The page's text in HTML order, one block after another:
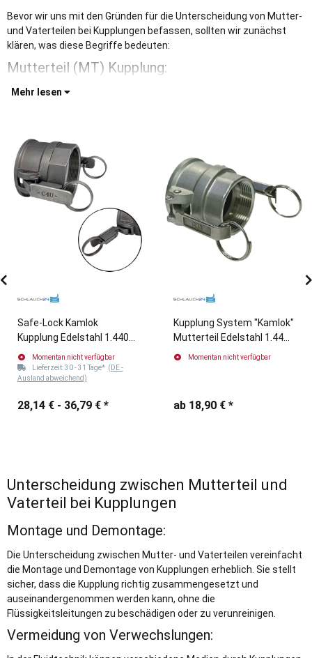
Bevor wir uns mit den Gründen für die Unterscheidung von Mutter-
und Vaterteilen bei Kupplungen befassen, sollten wir zunächst
klären, was diese Begriffe bedeuten:
Mutterteil (MT) Kupplung:
Mehr lesen
Safe-Lock Kamlok
Kupplung Edelstahl 1.4408
mit Innengewinde
Mutterteil Typ D
Momentan nicht verfügbar
Lieferzeit:30 - 31 Tage* (DE -
Ausland abweichend)
28,14 € - 36,79 € *
Kupplung System "Kamlok"
Mutterteil Edelstahl 1.4408
mit Innengewinde Typ D
Momentan nicht verfügbar
ab 18,90 € *
Unterscheidung zwischen Mutterteil und
Vaterteil bei Kupplungen
Montage und Demontage:
Die Unterscheidung zwischen Mutter- und Vaterteilen vereinfacht
die Montage und Demontage von Kupplungen erheblich. Sie stellt
sicher, dass die Kupplung richtig zusammengesetzt und
auseinandergenommen werden kann, ohne die
Flüssigkeitsleitungen zu beschädigen oder zu verunreinigen.
Vermeidung von Verwechslungen: